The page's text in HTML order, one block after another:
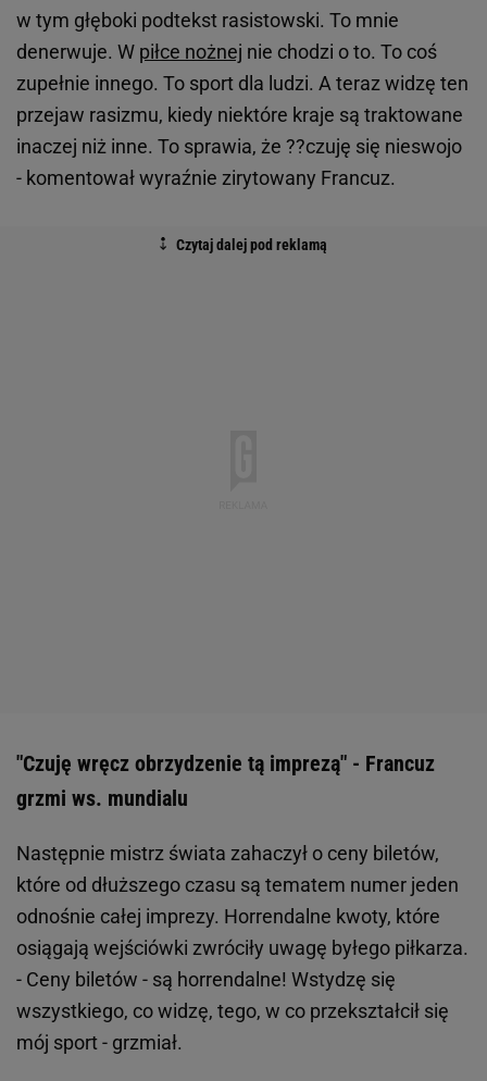
w tym głęboki podtekst rasistowski. To mnie
denerwuje. W piłce nożnej nie chodzi o to. To coś
zupełnie innego. To sport dla ludzi. A teraz widzę ten
przejaw rasizmu, kiedy niektóre kraje są traktowane
inaczej niż inne. To sprawia, że ??czuję się nieswojo
- komentował wyraźnie zirytowany Francuz.
"Czuję wręcz obrzydzenie tą imprezą" - Francuz
grzmi ws. mundialu
Następnie mistrz świata zahaczył o ceny biletów,
które od dłuższego czasu są tematem numer jeden
odnośnie całej imprezy. Horrendalne kwoty, które
osiągają wejściówki zwróciły uwagę byłego piłkarza.
- Ceny biletów - są horrendalne! Wstydzę się
wszystkiego, co widzę, tego, w co przekształcił się
mój sport - grzmiał.